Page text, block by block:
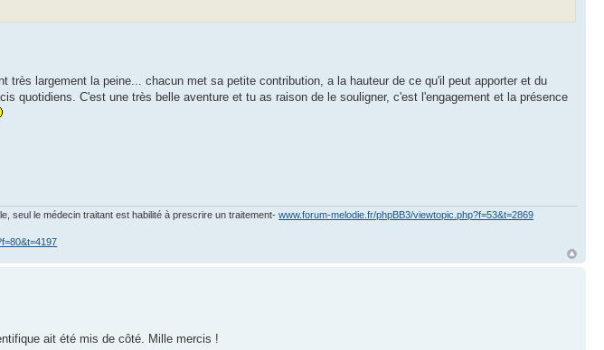
très largement la peine... chacun met sa petite contribution, a la hauteur de ce qu'il peut apporter et du
quotidiens. C'est une très belle aventure et tu as raison de le souligner, c'est l'engagement et la présence
seul le médecin traitant est habilité à prescrire un traitement-www.forum-melodie.fr/phpBB3/viewtopic.php?f=53&t=2869
ait été mis de côté. Mille mercis !